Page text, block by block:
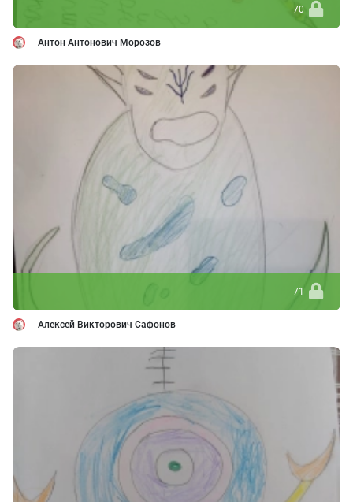
70
Антон Антонович Морозов
71
Алексей Викторович Сафонов